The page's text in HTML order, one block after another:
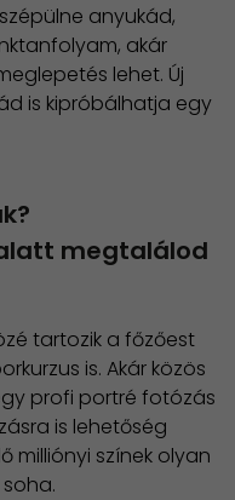
anyukád,
akár
lehet. Új
is kipróbálhatja egy
megtalálod
tartozik a főzőest
is. Akár közös
profi portré fotózás
is lehetőség
milliónyi színek olyan